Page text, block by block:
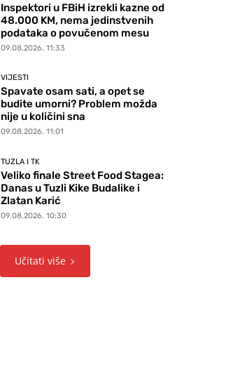
Inspektori u FBiH izrekli kazne od
48.000 KM, nema jedinstvenih
podataka o povučenom mesu
09.08.2026. 11:33
VIJESTI
Spavate osam sati, a opet se
budite umorni? Problem možda
nije u količini sna
09.08.2026. 11:01
TUZLA I TK
Veliko finale Street Food Stagea:
Danas u Tuzli Kike Budalike i
Zlatan Karić
09.08.2026. 10:30
Učitati više